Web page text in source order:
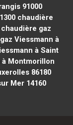
91000
chaudière
gaz
Viessmann à
à Saint
Montmorillon
86180
Mer 14160